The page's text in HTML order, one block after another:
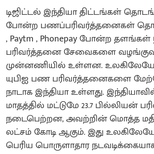
டிஜிட்டல் இந்தியா திட்டங்கள்
போன்ற பணப்பரிவர்த்தனைகள்
, Paytm , Phonepay போன்ற
பரிவர்த்தனை சேவைகளை
முன்னணியில் உள்ளன. உலகிலேயே
யுபிஐ பண பரிவர்த்தனைகளை
நாடாக இந்தியா உள்ளது.
மாதத்தில் மட்டுமே 23.7 பில்லியன்
நடைபெற்றன, அவற்றின் மொத்த
லட்சம் கோடி ஆகும். இது உலகிலேயே
பெரிய பொருளாதார நடவடிக்கையாக